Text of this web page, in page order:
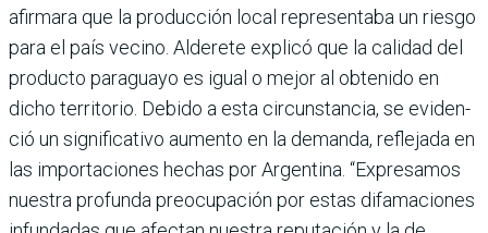
afirmara que la pro­ducción local representaba un riesgo
para el país vecino. Alderete explicó que la cali­dad del
producto paraguayo es igual o mejor al obtenido en
dicho territorio. Debido a esta circunstancia, se eviden­
ció un significativo aumento en la demanda, reflejada en
las importaciones hechas por Argentina. “Expresamos
nuestra profunda preocupa­ción por estas difamaciones